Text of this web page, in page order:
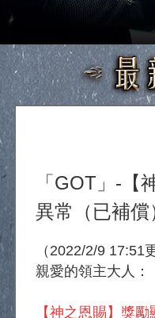
「GOT」-【
異常（已補償
（2022/2/9 17:51
親愛的領主大人：
【神之恩賜】獎